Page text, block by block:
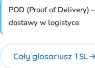
POD (Proof of Delivery)
dostawy w logistyce
Cały glosariusz TSL